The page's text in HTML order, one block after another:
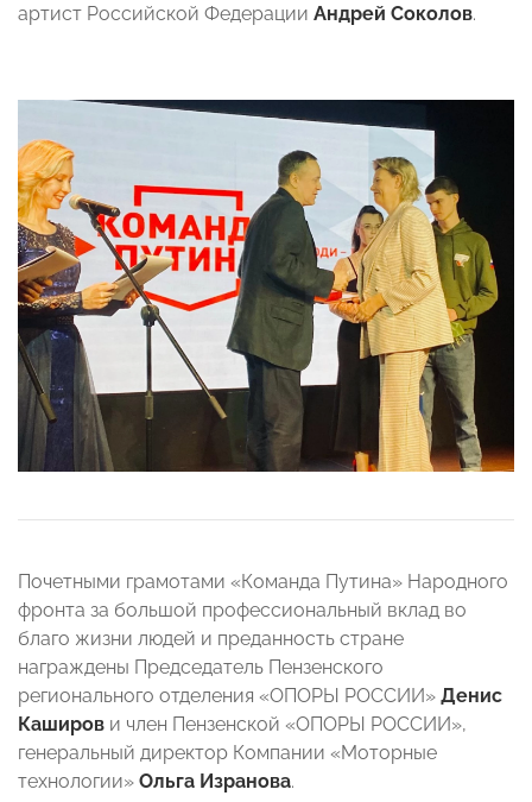
артист Российской Федерации Андрей Соколов.
Почетными грамотами «Команда Путина» Народного
фронта за большой профессиональный вклад во
благо жизни людей и преданность стране
награждены Председатель Пензенского
регионального отделения «ОПОРЫ РОССИИ» Денис
Каширов и член Пензенской «ОПОРЫ РОССИИ»,
генеральный директор Компании «Моторные
технологии» Ольга Изранова.